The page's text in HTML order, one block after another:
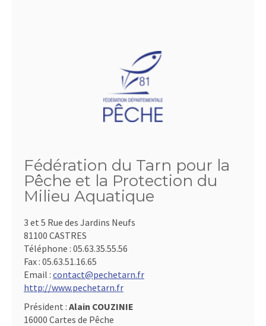
Fédération du Tarn pour la
Pêche et la Protection du
Milieu Aquatique
3 et 5 Rue des Jardins Neufs
81100 CASTRES
Téléphone : 05.63.35.55.56
Fax : 05.63.51.16.65
Email : contact@pechetarn.fr
http://www.pechetarn.fr
Président : Alain COUZINIE
16000 Cartes de Pêche